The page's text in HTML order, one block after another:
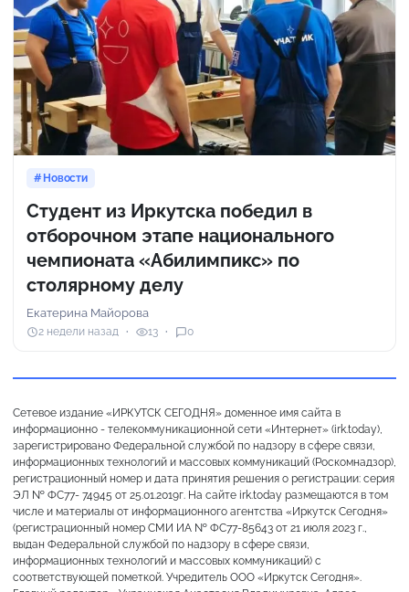
Новости
Студент из Иркутска победил в
отборочном этапе национального
чемпионата «Абилимпикс» по
столярному делу
Екатерина Майорова
2 недели назад 13 0
Сетевое издание «ИРКУТСК СЕГОДНЯ» доменное имя сайта в
информационно - телекоммуникационной сети «Интернет» (irk.today),
зарегистрировано Федеральной службой по надзору в сфере связи,
информационных технологий и массовых коммуникаций (Роскомнадзор),
регистрационный номер и дата принятия решения о регистрации: серия
ЭЛ № ФС77- 74945 от 25.01.2019г. На сайте irk.today размещаются в том
числе и материалы от информационного агентства «Иркутск Сегодня»
(регистрационный номер СМИ ИА № ФС77-85643 от 21 июля 2023 г.,
выдан Федеральной службой по надзору в сфере связи,
информационных технологий и массовых коммуникаций) с
соответствующей пометкой. Учредитель ООО «Иркутск Сегодня».